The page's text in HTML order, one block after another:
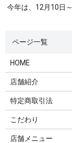
今年は、12月10日
HOME
店舗紹介
特定商取引法
こだわり
店舗メニュー